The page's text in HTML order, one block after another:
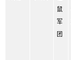
鼠
军
团